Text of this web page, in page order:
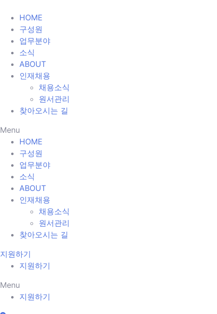
HOME
구성원
업무분야
소식
ABOUT
인재채용
채용소식
원서관리
찾아오시는 길
Menu
HOME
구성원
업무분야
소식
ABOUT
인재채용
채용소식
원서관리
찾아오시는 길
지원하기
지원하기
Menu
지원하기